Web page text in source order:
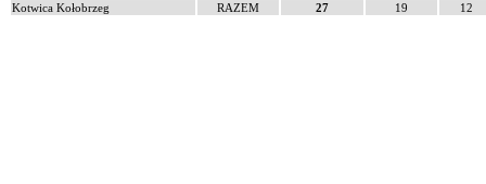
Kotwica Kołobrzeg
RAZEM 27 19 12